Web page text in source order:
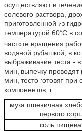
осуществляют в
солевого раствора,
приготовленной из
температурой 60°С в
частоте вращения
водяной рубашкой, в
выбраживание теста -
мин, выпечку проводят
мин, тесто готовят
компонентов, г:
мука пшеничная
первого
соль